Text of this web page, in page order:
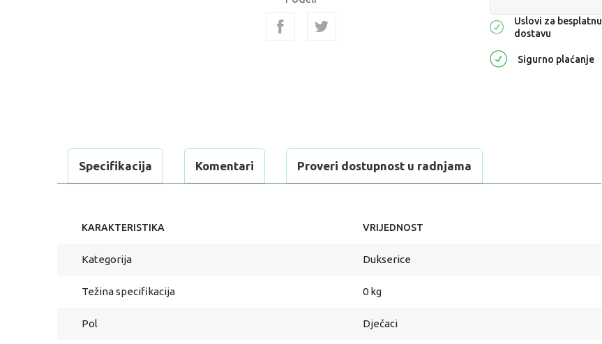
Uslovi za besplatnu
dostavu
Sigurno plaćanje
Specifikacija Komentari Proveri dostupnost u radnjama
KARAKTERISTIKA VRIJEDNOST
Kategorija Dukserice
Težina specifikacija 0 kg
Pol Dječaci